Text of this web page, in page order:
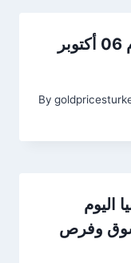
سعر الذهب في تركيا اليوم 06 أكتوبر
By
اليوم
السوق وفرص